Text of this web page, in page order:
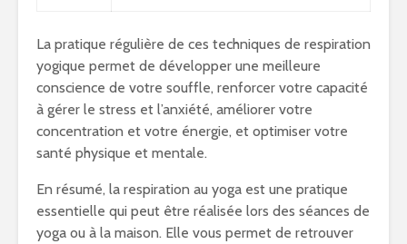
La pratique régulière de ces techniques de respiration
yogique permet de développer une meilleure
conscience de votre souffle, renforcer votre capacité
à gérer le stress et l’anxiété, améliorer votre
concentration et votre énergie, et optimiser votre
santé physique et mentale.
En résumé, la respiration au yoga est une pratique
essentielle qui peut être réalisée lors des séances de
yoga ou à la maison. Elle vous permet de retrouver